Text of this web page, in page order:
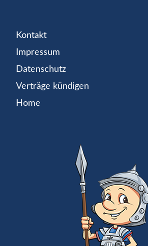
Kontakt
Impressum
Datenschutz
Verträge kündigen
Home